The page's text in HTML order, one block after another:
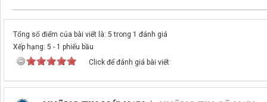
Tổng số điểm của bài viết là: 5 trong 1 đánh giá
Xếp hạng: 5 - 1 phiếu bầu
Click để đánh giá bài viết